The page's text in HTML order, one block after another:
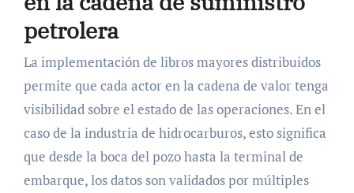
petrolera
La implementación de libros mayores distribuidos
permite que cada actor en la cadena de valor tenga
visibilidad sobre el estado de las operaciones. En el
caso de la industria de hidrocarburos, esto significa
que desde la boca del pozo hasta la terminal de
embarque, los datos son validados por múltiples